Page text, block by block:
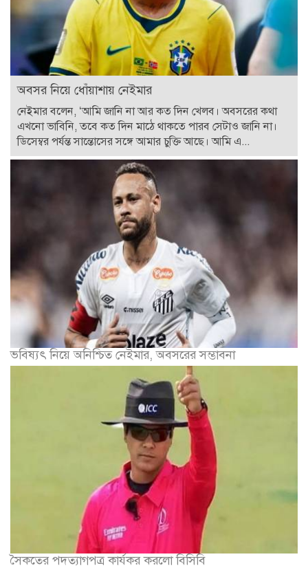
অবসর নিয়ে ধোঁয়াশায় নেইমার
নেইমার বলেন, ‘আমি জানি না আর কত দিন খেলব। অবসরের কথা
এখনো ভাবিনি, তবে কত দিন মাঠে থাকতে পারব সেটাও জানি না।
ডিসেম্বর পর্যন্ত সান্তোসের সঙ্গে আমার চুক্তি আছে। আমি এ...
ভবিষ্যৎ নিয়ে অনিশ্চিত নেইমার, অবসরের সম্ভাবনা
সৈকতের পদত্যাগপত্র কার্যকর করলো বিসিবি